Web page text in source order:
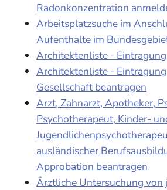
Radonkonzentration
Arbeitsplatzsuche im
Aufenthalte im
Architektenliste -
Architektenliste -
Gesellschaft beantragen
Arzt, Zahnarzt, Apotheker,
Psychotherapeut, Kinder-
ausländischer
Approbation beantragen
Ärztliche Untersuchung von